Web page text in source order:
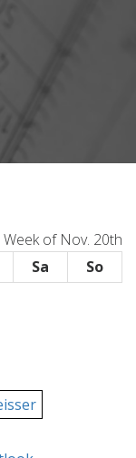
Week of Nov. 20th
Freitag
Sa Samstag
So